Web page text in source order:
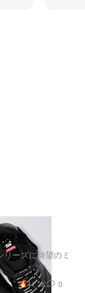
発売
リーズに待望のミ
41.3K 0